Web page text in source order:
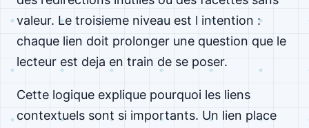
valeur. Le troisieme niveau est l intention :
chaque lien doit prolonger une question que le
lecteur est deja en train de se poser.
Cette logique explique pourquoi les liens
contextuels sont si importants. Un lien place